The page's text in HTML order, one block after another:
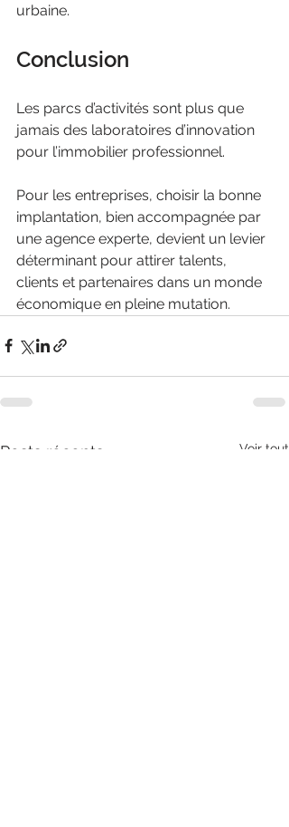
urbaine.
Conclusion
Les parcs d’activités sont plus que
jamais des laboratoires d’innovation
pour l’immobilier professionnel.
Pour les entreprises, choisir la bonne
implantation, bien accompagnée par
une agence experte, devient un levier
déterminant pour attirer talents,
clients et partenaires dans un monde
économique en pleine mutation.
Posts récents Voir tout